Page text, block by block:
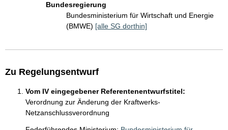
Bundesregierung
Bundesministerium für Wirtschaft und Energie
(BMWE) [alle SG dorthin]
Zu Regelungsentwurf
Vom IV eingegebener Referentenentwurfstitel:
Verordnung zur Änderung der Kraftwerks-
Netzanschlussverordnung